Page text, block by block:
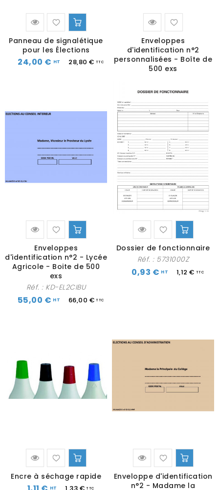
Panneau de signalétique
pour les Élections
24,00 € 28,80 €
Enveloppes
d'identification n°2
personnalisées - Boîte de
500 exs
Enveloppes
d'identification n°2 - Lycée
Agricole - Boite de 500
exs
Réf. : KD-EL2CIBU
55,00 € 66,00 €
Dossier de fonctionnaire
Réf. : 5731000Z
0,93 € 1,12 €
Encre à séchage rapide
Enveloppe d'identification
n°2 - Madame la